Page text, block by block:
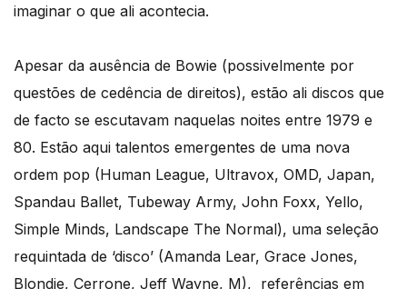
imaginar o que ali acontecia.
Apesar da ausência de Bowie (possivelmente por
questões de cedência de direitos), estão ali discos que
de facto se escutavam naquelas noites entre 1979 e
80. Estão aqui talentos emergentes de uma nova
ordem pop (Human League, Ultravox, OMD, Japan,
Spandau Ballet, Tubeway Army, John Foxx, Yello,
Simple Minds, Landscape The Normal), uma seleção
requintada de ‘disco’ (Amanda Lear, Grace Jones,
Blondie, Cerrone, Jeff Wayne, M), referências em